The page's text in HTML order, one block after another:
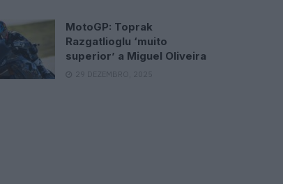
MotoGP: Toprak
Razgatlioglu ‘muito
superior’ a Miguel Oliveira